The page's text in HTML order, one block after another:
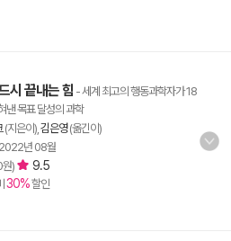
시 끝내는 힘 - 세계 최고의 행동과학자가 18
낸 목표 달성의 과학
(지은이), 김은영(옮긴이)
2022년 08월
) 9.5
30%할인